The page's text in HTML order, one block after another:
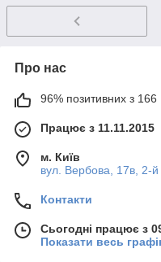
Про нас
96% позитивних з 166
Працює з 11.11.2015
м. Київ
вул. Вербова, 17в, 2-й
Контакти
Сьогодні працює з
Показати весь